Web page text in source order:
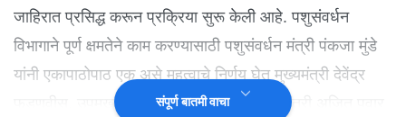
जाहिरात प्रसिद्ध करून प्रक्रिया सुरू केली आहे. पशुसंवर्धन
विभागाने पूर्ण क्षमतेने काम करण्यासाठी पशुसंवर्धन मंत्री पंकजा मुंडे
यांनी एकापाठोपाठ एक असे महत्वाचे निर्णय घेत मुख्यमंत्री देवेंद्र
फडणवीस, उपमुख्यमंत्री एकनाथ शिंदे व उपमुख्यमंत्री अजित पवार
संपूर्ण बातमी वाचा